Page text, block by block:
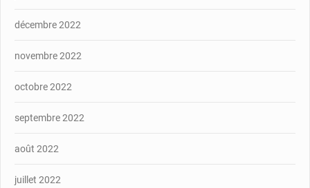
décembre 2022
novembre 2022
octobre 2022
septembre 2022
août 2022
juillet 2022